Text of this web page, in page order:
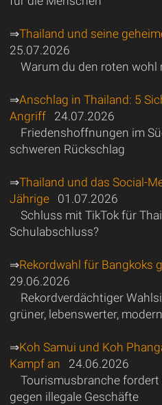
⇒Thailand und seine
25.07.2026
Warum du den roten
⇒Anschlag in Thailand: 5
Angriff24.07.2026
Friedenshoffnungen im
schweren Rückschlag
⇒Thailand und das Social-
Jährige01.07.2026
Schluss mit TikTok für
Schulabschluss?
⇒Rekordwahl für Bangkoks
29.06.2026
Rekordverdächtiger
grüner, lebenswerter,
⇒Koh Samui und Koh
Kampf an 24.06.2026
Tourismusbranche
gegen illegale Geschäfte